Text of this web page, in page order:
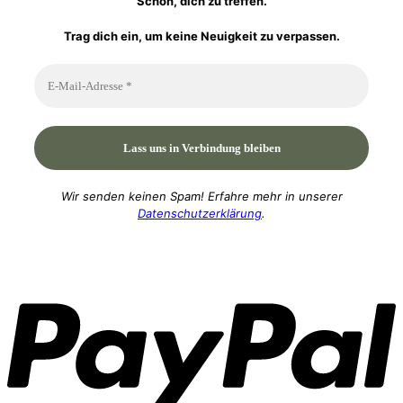
Trag dich ein, um keine Neuigkeit zu verpassen.
Wir senden keinen Spam! Erfahre mehr in unserer
Datenschutzerklärung.